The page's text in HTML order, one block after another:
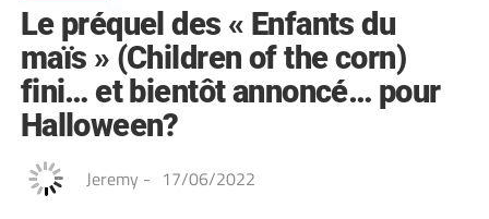
Le préquel des « Enfants du
maïs » (Children of the corn)
fini… et bientôt annoncé… pour
Halloween?
Jeremy - 17/06/2022